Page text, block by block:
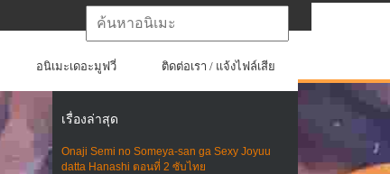
อนิเมะเดอะมูฟวี่ ติดต่อเรา / แจ้งไฟล์เสีย
เรื่องล่าสุด
Onaji Semi no Someya-san ga Sexy Joyuu
datta Hanashi ตอนที่ 2 ซับไทย